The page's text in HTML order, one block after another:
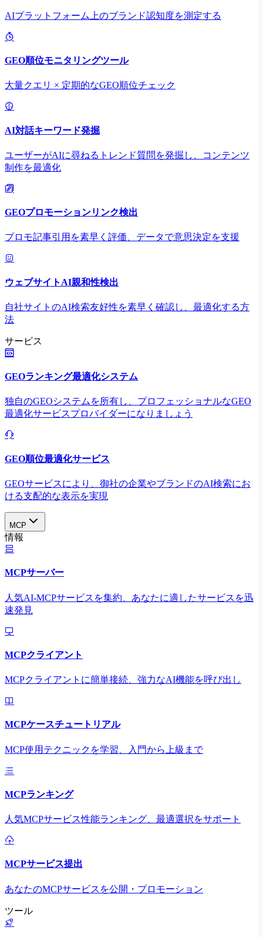
AIプラットフォーム上のブランド認知度を測定する
GEO順位モニタリングツール
大量クエリ × 定期的なGEO順位チェック
AI対話キーワード発掘
ユーザーがAIに尋ねるトレンド質問を発掘し、コンテンツ
制作を最適化
GEOプロモーションリンク検出
プロモ記事引用を素早く評価、データで意思決定を支援
ウェブサイトAI親和性検出
自社サイトのAI検索友好性を素早く確認し、最適化する方
法
サービス
GEOランキング最適化システム
独自のGEOシステムを所有し、プロフェッショナルなGEO
最適化サービスプロバイダーになりましょう
GEO順位最適化サービス
GEOサービスにより、御社の企業やブランドのAI検索にお
ける支配的な表示を実現​
MCP
情報
MCPサーバー
人気AI-MCPサービスを集約、あなたに適したサービスを迅
速発見
MCPクライアント
MCPクライアントに簡単接続、強力なAI機能を呼び出し
MCPケースチュートリアル
MCP使用テクニックを学習、入門から上級まで
MCPランキング
人気MCPサービス性能ランキング、最適選択をサポート
MCPサービス提出
あなたのMCPサービスを公開・プロモーション
ツール